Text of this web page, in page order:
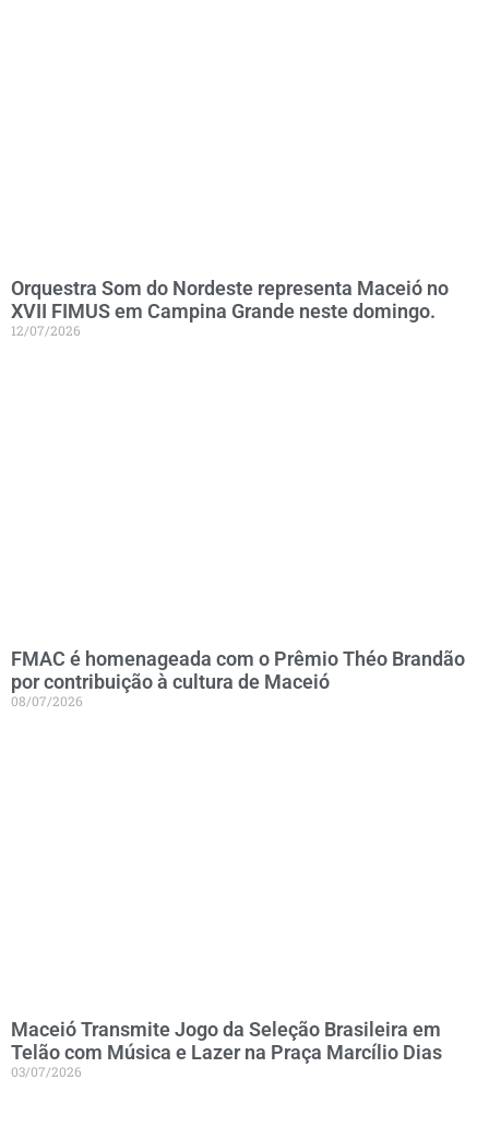
Orquestra Som do Nordeste representa Maceió no
XVII FIMUS em Campina Grande neste domingo.
12/07/2026
FMAC é homenageada com o Prêmio Théo Brandão
por contribuição à cultura de Maceió
08/07/2026
Maceió Transmite Jogo da Seleção Brasileira em
Telão com Música e Lazer na Praça Marcílio Dias
03/07/2026